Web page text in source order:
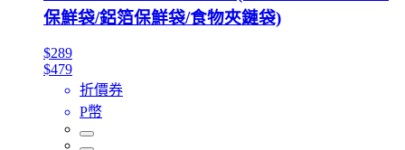
保鮮袋/鋁箔保鮮袋/食物夾鏈袋)
$289
$479
折價券
P幣